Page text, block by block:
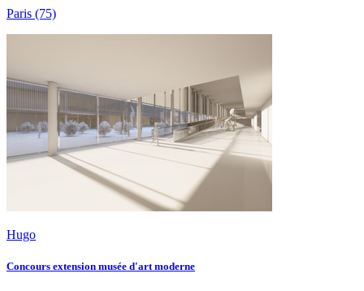
Paris (75)
Hugo
Concours extension musée d'art moderne